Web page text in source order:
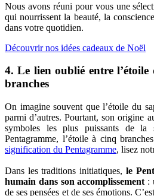
Nous avons réuni pour vous une
qui nourrissent la beauté, la
dans votre quotidien.
Découvrir nos idées cadeaux de Noël
4. Le lien oublié entre
branches
On imagine souvent que l’étoile du
parmi d’autres. Pourtant, son origine
symboles les plus puissants de la
Pentagramme, l’étoile à cinq
signification du Pentagramme, lisez
Dans les traditions initiatiques, le
humain dans son accomplissement :
de ses pensées et de ses émotions.